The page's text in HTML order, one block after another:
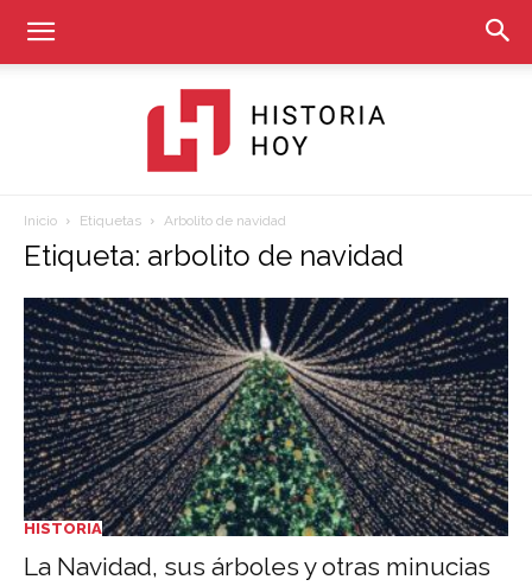
Historia
Hoy
Inicio Etiquetas Arbolito de navidad
Etiqueta: arbolito de navidad
HISTORIA
La Navidad, sus árboles y otras minucias